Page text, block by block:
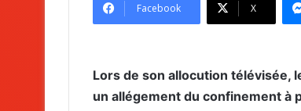
Facebook X
Lors de son allocution télévisée,
un allégement du confinement à